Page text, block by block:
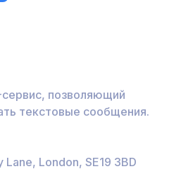
позволяющий
текстовые сообщения.
London, SE19 3BD